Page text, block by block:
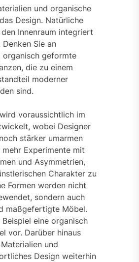
und organische
Design. Natürliche
Innenraum integriert
Sie an
organisch geformte
die zu einem
moderner
sind.
voraussichtlich im
wobei Designer
stärker umarmen
Experimente mit
und Asymmetrien,
Charakter zu
Formen werden nicht
sondern auch
maßgefertigte Möbel.
eine organisch
vor. Darüber hinaus
und
Design weiterhin